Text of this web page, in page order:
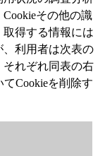
その他の識
得する情報には
利用者は次表の
れぞれ同表の右
Cookieを削除す